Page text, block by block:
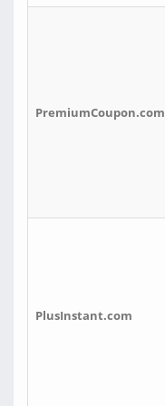
PremiumCoupon.com
PlusInstant.com